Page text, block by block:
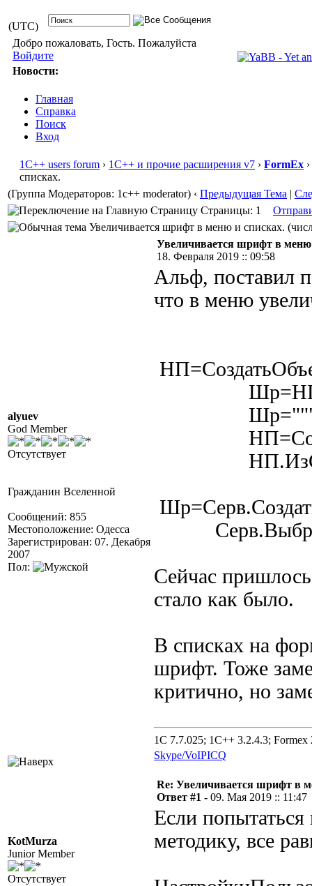
(UTC)
Добро пожаловать, Гость. Пожалуйста
Войдите
Новости:
Главная
Справка
Поиск
Вход
1С++ users forum › 1С++ и прочие расширения v7 › FormEx
списках.
(Группа Модераторов: 1c++ moderator) ‹ Предыдущая Тема |
Страницы: 1
Увеличивается шрифт в меню и списках.
alyuev
God Member
Отсутствует
Гражданин Вселенной
Сообщений: 855
Местоположение: Одесса
Зарегистрирован: 07. Декабря
2007
Пол:
Увеличивается шрифт в меню
18. Февраля 2019 :: 09:58
Альф, поставил
что в меню
Сейчас
стало как было.
В списках на
шрифт. Тоже
критично, но
1C 7.7.025; 1C++ 3.2.4.3; Formex
Skype/VoIPICQ
KotMurza
Junior Member
Отсутствует
Re: Увеличивается шрифт в
Ответ #1 - 09. Мая 2019 :: 11:47
Если
методику, все